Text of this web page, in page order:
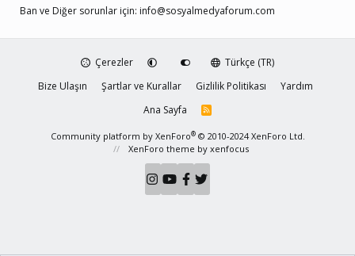
Ban ve Diğer sorunlar için: info@sosyalmedyaforum.com
Çerezler
Türkçe (TR)
Bize Ulaşın
Şartlar ve Kurallar Gizlilik Politikası
Yardım
Ana Sayfa
R
S
Community platform by XenForo® © 2010-2024 XenForo Ltd.
XenForo theme by xenfocus